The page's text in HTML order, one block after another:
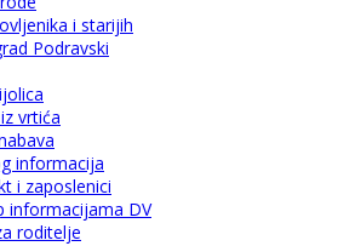
i starijih
Podravski
vrtića
informacija
i zaposlenici
informacijama DV
roditelje